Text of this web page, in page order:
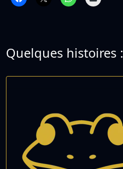
Quelques histoires :